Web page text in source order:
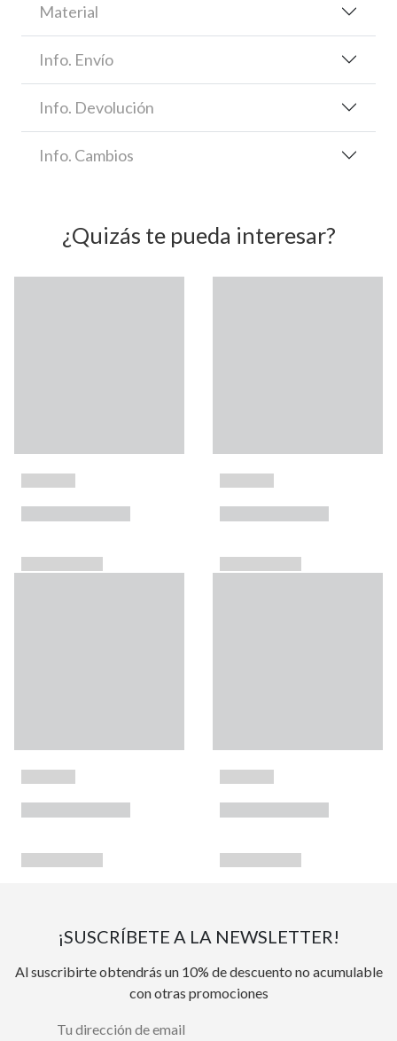
Material
Info. Envío
Info. Devolución
Info. Cambios
¿Quizás te pueda interesar?
¡SUSCRÍBETE A LA NEWSLETTER!
Al suscribirte obtendrás un 10% de descuento no acumulable
con otras promociones